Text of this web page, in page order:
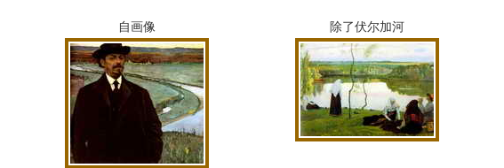
自画像 除了伏尔加河